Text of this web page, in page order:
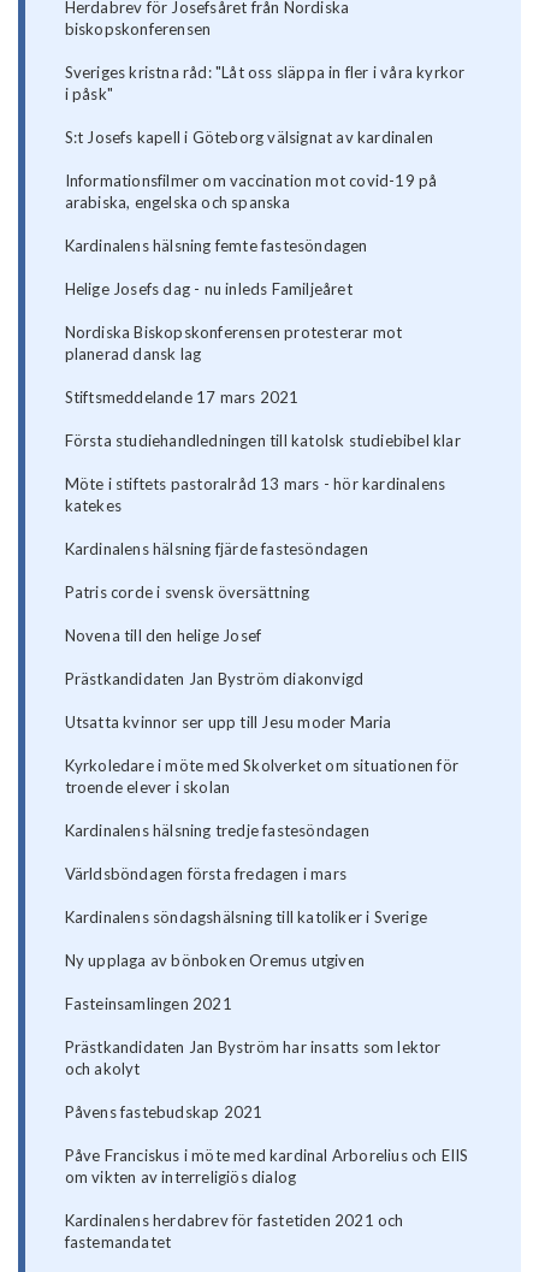
Herdabrev för Josefsåret från Nordiska
biskopskonferensen
Sveriges kristna råd: "Låt oss släppa in fler i våra kyrkor
i påsk"
S:t Josefs kapell i Göteborg välsignat av kardinalen
Informationsfilmer om vaccination mot covid-19 på
arabiska, engelska och spanska
Kardinalens hälsning femte fastesöndagen
Helige Josefs dag - nu inleds Familjeåret
Nordiska Biskopskonferensen protesterar mot
planerad dansk lag
Stiftsmeddelande 17 mars 2021
Första studiehandledningen till katolsk studiebibel klar
Möte i stiftets pastoralråd 13 mars - hör kardinalens
katekes
Kardinalens hälsning fjärde fastesöndagen
Patris corde i svensk översättning
Novena till den helige Josef
Prästkandidaten Jan Byström diakonvigd
Utsatta kvinnor ser upp till Jesu moder Maria
Kyrkoledare i möte med Skolverket om situationen för
troende elever i skolan
Kardinalens hälsning tredje fastesöndagen
Världsböndagen första fredagen i mars
Kardinalens söndagshälsning till katoliker i Sverige
Ny upplaga av bönboken Oremus utgiven
Fasteinsamlingen 2021
Prästkandidaten Jan Byström har insatts som lektor
och akolyt
Påvens fastebudskap 2021
Påve Franciskus i möte med kardinal Arborelius och EIIS
om vikten av interreligiös dialog
Kardinalens herdabrev för fastetiden 2021 och
fastemandatet